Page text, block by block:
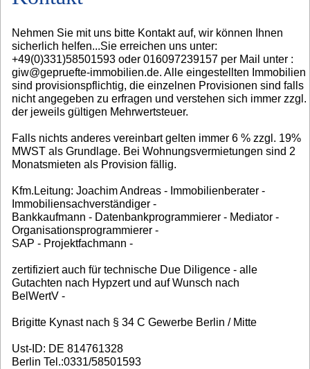
Nehmen Sie mit uns bitte Kontakt auf, wir können Ihnen
sicherlich helfen...Sie erreichen uns unter:
+49(0)331)58501593 oder 016097239157 per Mail unter :
giw@gepruefte-immobilien.de. Alle eingestellten Immobilien
sind provisionspflichtig, die einzelnen Provisionen sind falls
nicht angegeben zu erfragen und verstehen sich immer zzgl.
der jeweils gültigen Mehrwertsteuer.
Falls nichts anderes vereinbart gelten immer 6 % zzgl. 19%
MWST als Grundlage. Bei Wohnungsvermietungen sind 2
Monatsmieten als Provision fällig.
Kfm.Leitung: Joachim Andreas - Immobilienberater -
Immobiliensachverständiger -
Bankkaufmann - Datenbankprogrammierer - Mediator -
Organisationsprogrammierer -
SAP - Projektfachmann -
zertifiziert auch für technische Due Diligence - alle
Gutachten nach Hypzert und auf Wunsch nach
BelWertV -
Brigitte Kynast nach § 34 C Gewerbe Berlin / Mitte
Ust-ID: DE 814761328
Berlin Tel.:0331/58501593